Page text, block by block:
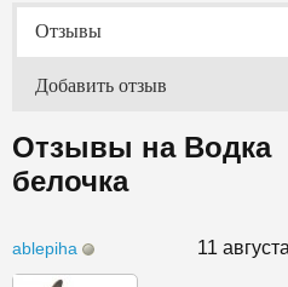
Отзывы
Добавить отзыв
Отзывы на Водка
белочка
ablepiha 11